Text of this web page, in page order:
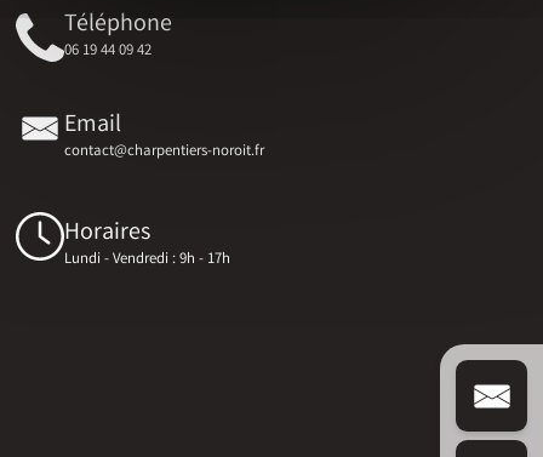
Téléphone
06 19 44 09 42
Email
contact@charpentiers-noroit.fr
Horaires
Lundi - Vendredi : 9h - 17h